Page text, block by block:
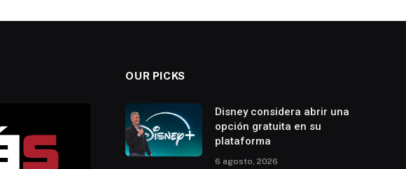
OUR PICKS
Disney considera abrir una
opción gratuita en su
plataforma
6 agosto, 2026